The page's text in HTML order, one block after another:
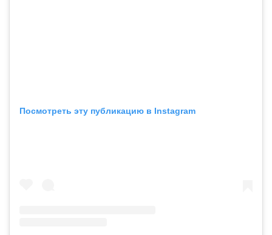
Посмотреть эту публикацию в Instagram